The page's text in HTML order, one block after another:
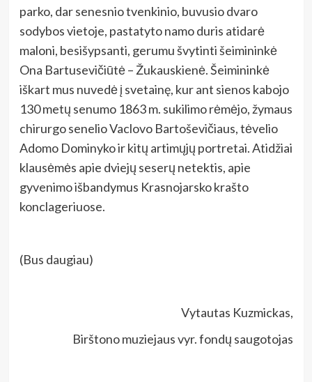
parko, dar senesnio tvenkinio, buvusio dvaro
sodybos vietoje, pastatyto namo duris atidarė
maloni, besišypsanti, gerumu švytinti šeimininkė
Ona Bartusevičiūtė – Žukauskienė. Šeimininkė
iškart mus nuvedė į svetainę, kur ant sienos kabojo
130 metų senumo 1863 m. sukilimo rėmėjo, žymaus
chirurgo senelio Vaclovo Bartoševičiaus, tėvelio
Adomo Dominyko ir kitų artimųjų portretai. Atidžiai
klausėmės apie dviejų seserų netektis, apie
gyvenimo išbandymus Krasnojarsko krašto
konclageriuose.
(Bus daugiau)
Vytautas Kuzmickas,
Birštono muziejaus vyr. fondų saugotojas